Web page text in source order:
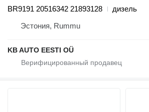
BR9191 20516342 21893128
дизель
Эстония, Rummu
KB AUTO EESTI OÜ